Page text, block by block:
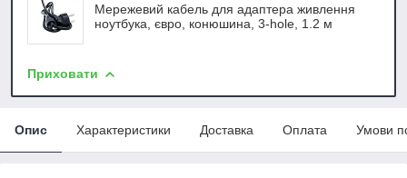
Мережевий кабель для адаптера живлення
ноутбука, євро, конюшина, 3-hole, 1.2 м
Приховати
Опис Характеристики Доставка Оплата Умови